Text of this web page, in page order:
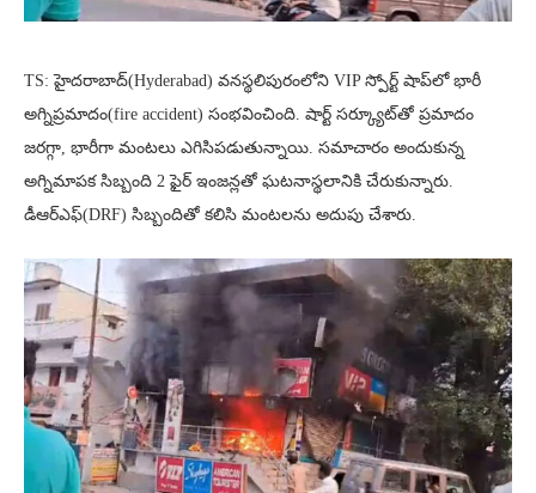
TS: హైదరాబాద్(Hyderabad) వనస్థలిపురంలోని VIP స్పోర్ట్ షాప్‌లో భారీ
అగ్నిప్రమాదం(fire accident) సంభవించింది. షార్ట్ సర్క్యూట్‌తో ప్రమాదం
జరగ్గా, భారీగా మంటలు ఎగిసిపడుతున్నాయి. సమాచారం అందుకున్న
అగ్నిమాపక సిబ్బంది 2 ఫైర్ ఇంజన్లతో ఘటనాస్థలానికి చేరుకున్నారు.
డీఆర్ఎఫ్(DRF) సిబ్బందితో కలిసి మంటలను అదుపు చేశారు.